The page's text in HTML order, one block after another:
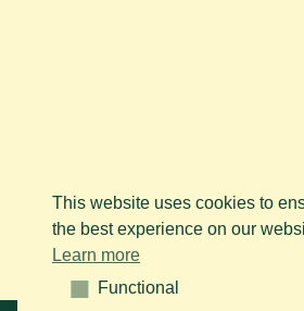
This website uses cookies to
the best experience on our
Learn more
Functional
Functional